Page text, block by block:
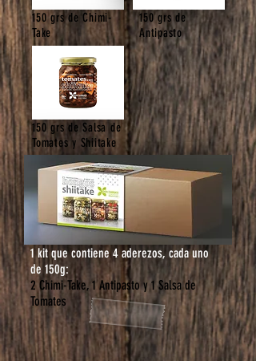
150 grs de Chimi-
Take
150 grs de
Antipasto
150 grs de Salsa de
Tomates y Shiitake
1 kit que contiene 4 aderezos, cada uno
de 150g:
2 Chimi-Take, 1 Antipasto y 1 Salsa de
Tomates